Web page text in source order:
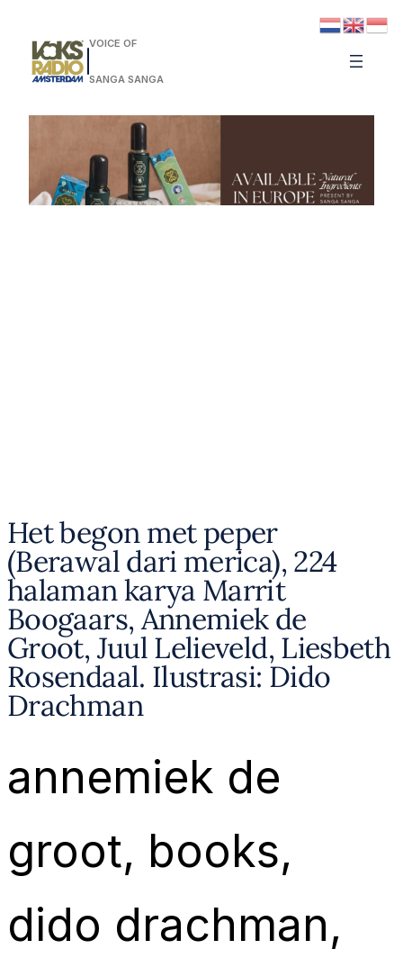
VOICE OF
SANGA SANGA
Het begon met peper
(Berawal dari merica), 224
halaman karya Marrit
Boogaars, Annemiek de
Groot, Juul Lelieveld, Liesbeth
Rosendaal. Ilustrasi: Dido
Drachman
annemiek de
groot, books
dido drachman